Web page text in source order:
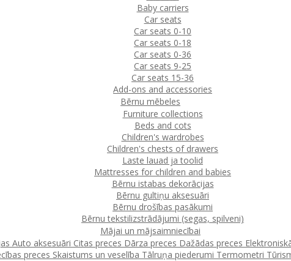
Baby carriers
Car seats
Car seats 0-10
Car seats 0-18
Car seats 0-36
Car seats 9-25
Car seats 15-36
Add-ons and accessories
Bērnu mēbeles
Furniture collections
Beds and cots
Children's wardrobes
Children's chests of drawers
Laste lauad ja toolid
Mattresses for children and babies
Bērnu istabas dekorācijas
Bērnu gultiņu aksesuāri
Bērnu drošības pasākumi
Bērnu tekstilizstrādājumi (segas, spilveni)
Mājai un mājsaimniecībai
Auto aksesuāri Citas preces Dārza preces Dažādas preces
preces Skaistums un veselība Tālruņa piederumi Termometri